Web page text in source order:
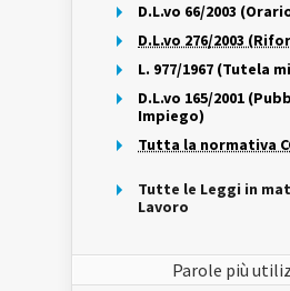
D.L.vo 66/2003
D.L.vo 276/2003
L. 977/1967 (Tutela
D.L.vo 165/2001
Impiego)
Tutta la normativa
Tutte le Leggi in
Lavoro
Parole più